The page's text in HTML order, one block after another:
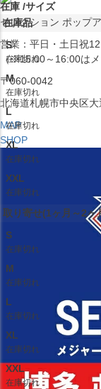
セレクション ポップ
営業：平日・土日祝
（※15:00～16:00は
〒060-0042
北海道札幌市中央区大
MAP
SHOP
在庫 サイズ
在庫品
S
在庫切れ
M
在庫切れ
L
在庫切れ
XL
在庫切れ
XXL
在庫切れ
取り寄せ(1ヶ月～2ヶ
S
在庫切れ
M
在庫切れ
L
在庫切れ
XL
在庫切れ
XXL
在庫切れ